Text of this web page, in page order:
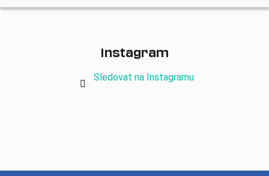
Instagram
Sledovat na Instagramu